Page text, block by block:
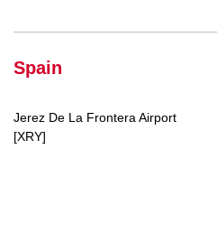
Spain
Jerez De La Frontera Airport
[XRY]